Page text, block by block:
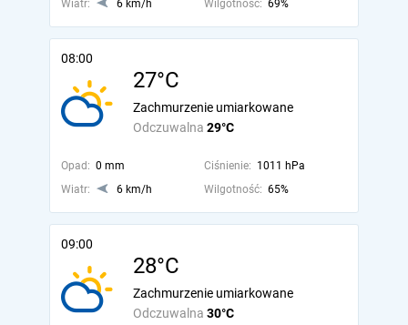
Wiatr: 6 km/h Wilgotność: 69%
08:00
27°C
Odczuwalna 29°C
Zachmurzenie umiarkowane
Opad: 0 mm Ciśnienie: 1011 hPa
Wiatr:
6 km/h Wilgotność: 65%
09:00
28°C
Odczuwalna 30°C
Zachmurzenie umiarkowane